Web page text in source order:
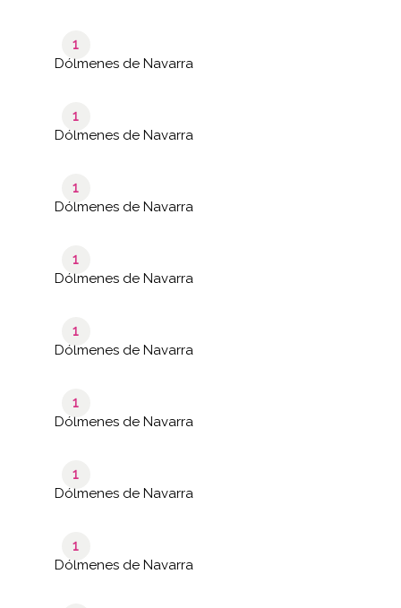
1
Dólmenes de Navarra
1
Dólmenes de Navarra
1
Dólmenes de Navarra
1
Dólmenes de Navarra
1
Dólmenes de Navarra
1
Dólmenes de Navarra
1
Dólmenes de Navarra
1
Dólmenes de Navarra